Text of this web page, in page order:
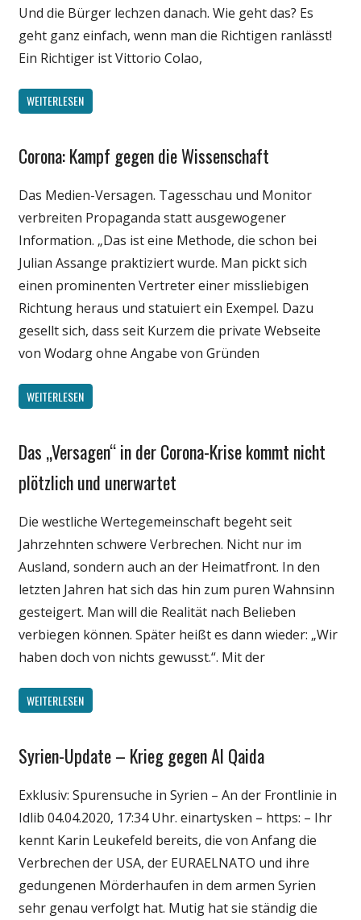
Und die Bürger lechzen danach. Wie geht das? Es
geht ganz einfach, wenn man die Richtigen ranlässt!
Ein Richtiger ist Vittorio Colao,
WEITERLESEN
Gesellschaft
Politik
Wirtschaft
Wissenschaft
Corona: Kampf gegen die Wissenschaft
Das Medien-Versagen. Tagesschau und Monitor
verbreiten Propaganda statt ausgewogener
Information. „Das ist eine Methode, die schon bei
Julian Assange praktiziert wurde. Man pickt sich
einen prominenten Vertreter einer missliebigen
Richtung heraus und statuiert ein Exempel. Dazu
gesellt sich, dass seit Kurzem die private Webseite
von Wodarg ohne Angabe von Gründen
WEITERLESEN
Gesellschaft
Medien
Wissenschaft
Das „Versagen“ in der Corona-Krise kommt nicht
plötzlich und unerwartet
Die westliche Wertegemeinschaft begeht seit
Jahrzehnten schwere Verbrechen. Nicht nur im
Ausland, sondern auch an der Heimatfront. In den
letzten Jahren hat sich das hin zum puren Wahnsinn
gesteigert. Man will die Realität nach Belieben
verbiegen können. Später heißt es dann wieder: „Wir
haben doch von nichts gewusst.“. Mit der
WEITERLESEN
Gesellschaft
Politik
Wissenschaft
Syrien-Update – Krieg gegen Al Qaida
Exklusiv: Spurensuche in Syrien – An der Frontlinie in
Idlib 04.04.2020, 17:34 Uhr. einartysken – https: – Ihr
kennt Karin Leukefeld bereits, die von Anfang die
Verbrechen der USA, der EURAELNATO und ihre
gedungenen Mörderhaufen in dem armen Syrien
sehr genau verfolgt hat. Mutig hat sie ständig die